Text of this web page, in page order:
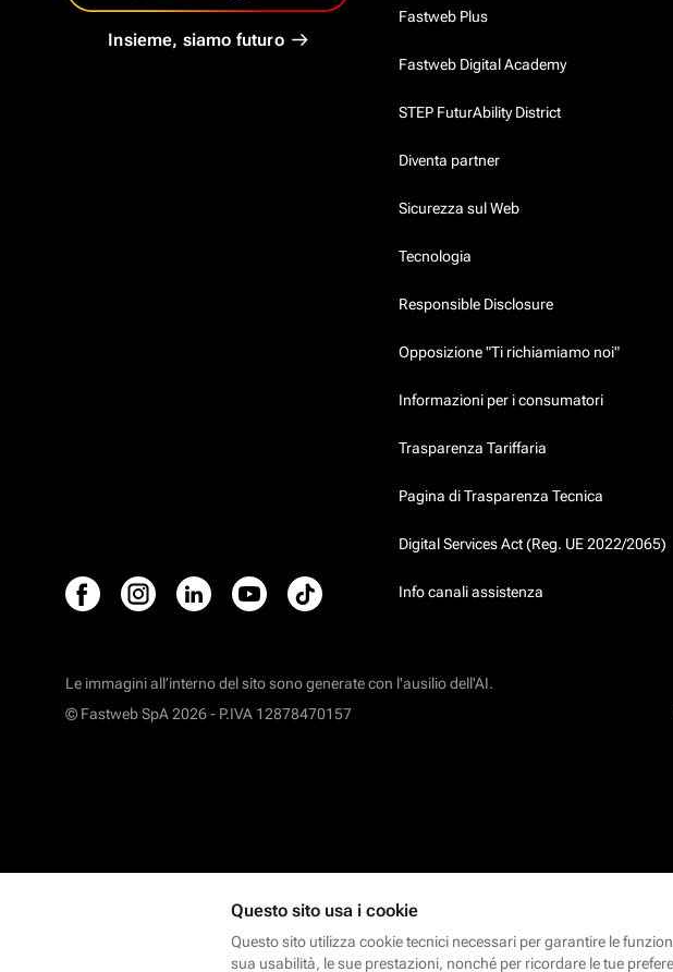
Insieme, siamo futuro
Fastweb Plus
Fastweb Digital Academy
STEP FuturAbility District
Diventa partner
Sicurezza sul Web
Tecnologia
Responsible Disclosure
Opposizione "Ti richiamiamo noi"
Informazioni per i consumatori
Trasparenza Tariffaria
Pagina di Trasparenza Tecnica
Digital Services Act (Reg. UE 2022/2065)
Info canali assistenza
Le immagini all’interno del sito sono generate con l'ausilio dell'AI.
© Fastweb SpA 2026 - P.IVA 12878470157